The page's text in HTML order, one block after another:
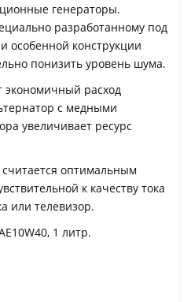
генераторы.
разработанному под
особенной конструкции
понизить уровень шума.
экономичный расход
с медными
увеличивает ресурс
оптимальным
к качеству тока
или телевизор.
1 литр.